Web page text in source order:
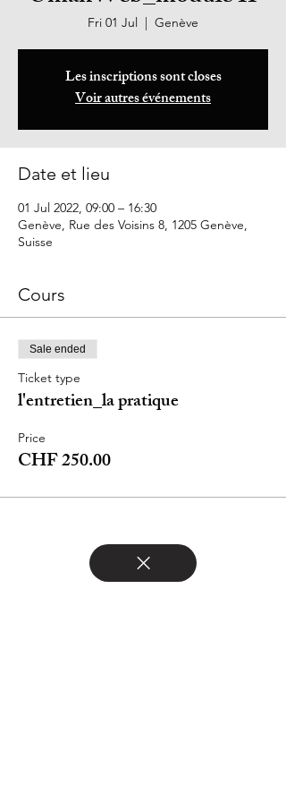
Fri 01 Jul
  |
Genève
Les inscriptions sont closes
Voir autres événements
Date et lieu
01 Jul 2022, 09:00 – 16:30
Genève, Rue des Voisins 8, 1205 Genève,
Suisse
Cours
Sale ended
Ticket type
l'entretien_la pratique
Price
CHF 250.00